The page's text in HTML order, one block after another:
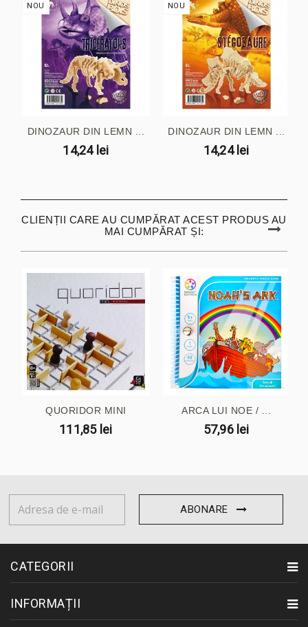
NOU
DINOZAUR DIN LEMN ...
14,24 lei
NOU
DINOZAUR DIN LEMN ...
14,24 lei
CLIENȚII CARE AU CUMPĂRAT ACEST PRODUS AU
MAI CUMPĂRAT ȘI:
QUORIDOR MINI
111,85 lei
ARCA LUI NOE / ...
57,96 lei
ABONARE
CATEGORII
INFORMAȚII